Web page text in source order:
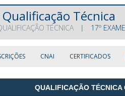
Técnica
TÉCNICA 17º
CNAI CERTIFICADOS
QUALIFICAÇÃO TÉCNICA